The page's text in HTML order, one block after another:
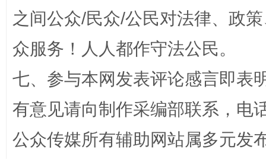
网上购药对药下症？
之间公众/民众/公民对法律、政
众服务！人人都作守法公民。
七、参与本网发表评论感言即表
有意见请向制作采编部联系，电
公众传媒所有辅助网站属多元发